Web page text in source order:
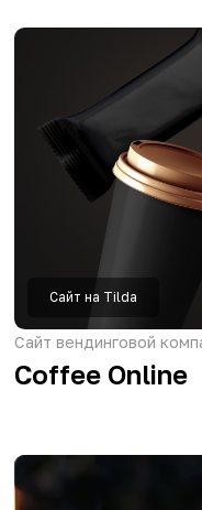
Брендинг
Район Калужской области
Дзержинский